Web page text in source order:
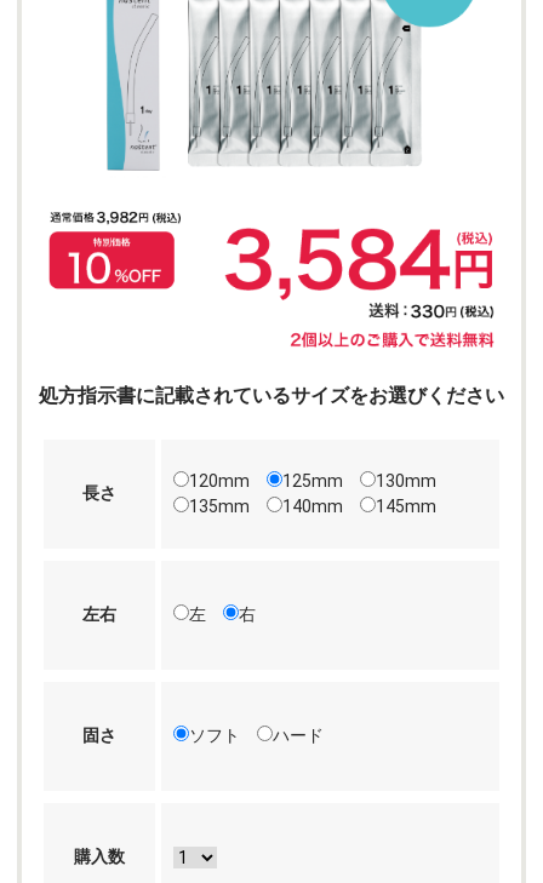
処方指示書に記載されているサイズをお選びください
長さ
120mm 125mm
130mm
135mm
140mm 145mm
左右 左 右
固さ ソフト ハード
購入数